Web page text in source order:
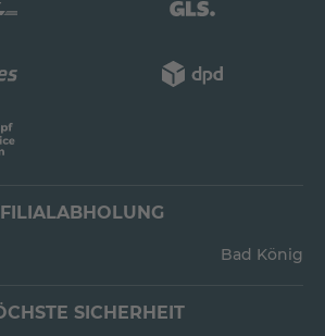
FILIALABHOLUNG
Bad König
SICHERHEIT